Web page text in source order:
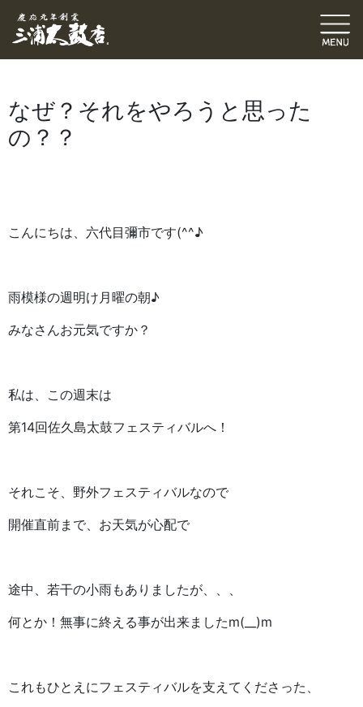
六代目ブログ
三浦和也（六代目彌市）
なぜ？それをやろうと思った
の？？
こんにちは、六代目彌市です(^^♪
雨模様の週明け月曜の朝♪
みなさんお元気ですか？
私は、この週末は
第14回佐久島太鼓フェスティバルへ！
それこそ、野外フェスティバルなので
開催直前まで、お天気が心配で
途中、若干の小雨もありましたが、、、
何とか！無事に終える事が出来ましたm(__)m
これもひとえにフェスティバルを支えてくださった、